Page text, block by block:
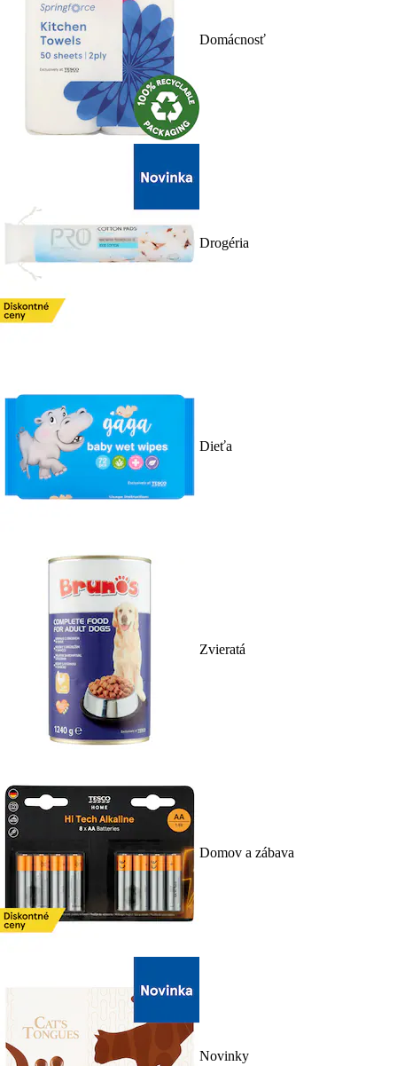
Domácnosť
Drogéria
Dieťa
Zvieratá
Domov a zábava
Novinky